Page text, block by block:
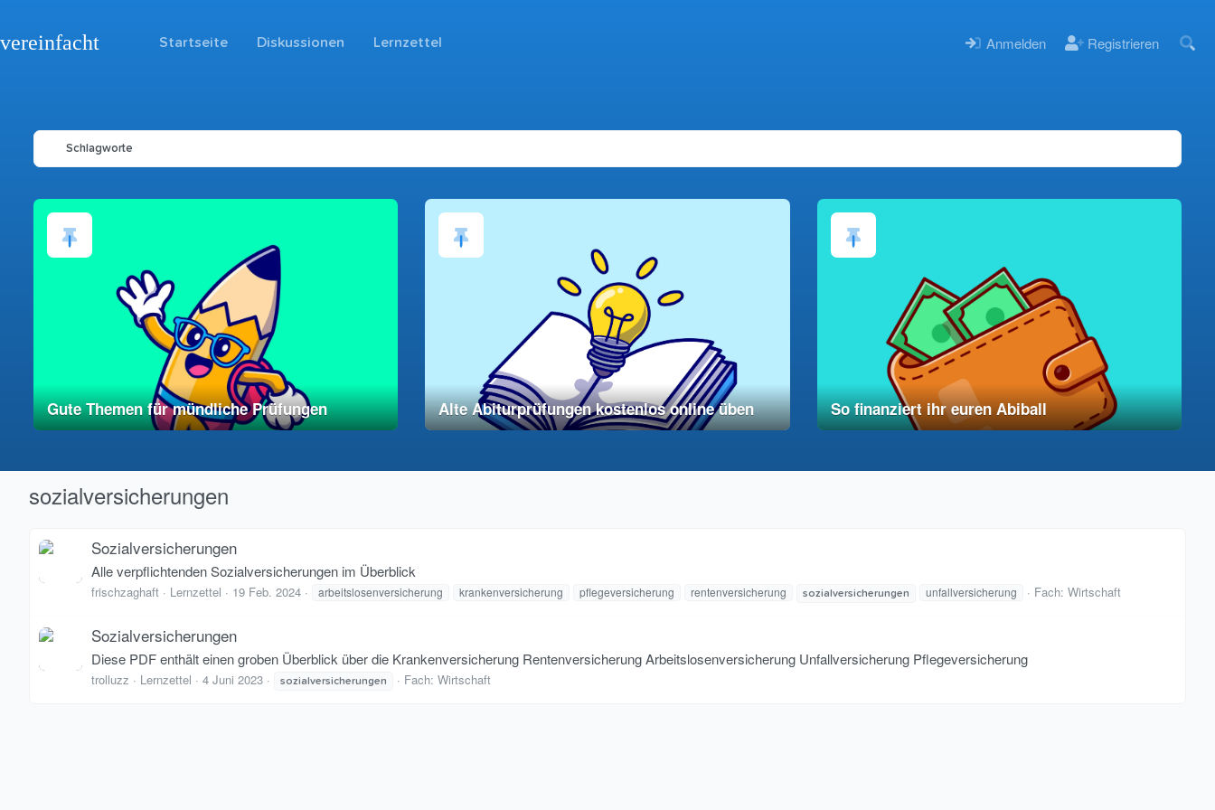
vereinfacht Startseite Diskussionen Lernzettel Anmelden Registrieren
Schlagworte
Gute Themen für mündliche Prüfungen Alte Abiturprüfungen kostenlos online üben So finanziert ihr euren Abiball
sozialversicherungen
Sozialversicherungen
Alle verpflichtenden Sozialversicherungen im Überblick
frischzaghaft Lernzettel 19 Feb. 2024 arbeitslosenversicherung krankenversicherung pflegeversicherung rentenversicherung sozialversicherungen unfallversicherung Fach: Wirtschaft
Sozialversicherungen
Diese PDF enthält einen groben Überblick über die Krankenversicherung Rentenversicherung Arbeitslosenversicherung Unfallversicherung Pflegeversicherung
trolluzz Lernzettel 4 Juni 2023 sozialversicherungen Fach: Wirtschaft